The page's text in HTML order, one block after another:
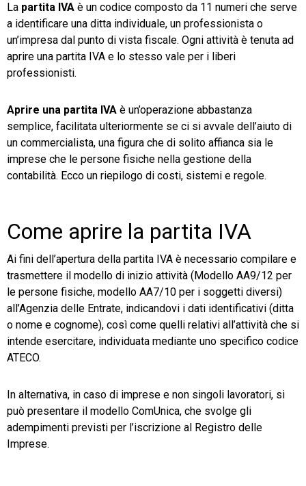
CRM
Ecommerce
Financial Solutions
Trust Services
TeamSystem Corporate
La partita IVA è un codice composto da 11 numeri che serve
a identificare una ditta individuale, un professionista o
un’impresa dal punto di vista fiscale. Ogni attività è tenuta ad
aprire una partita IVA e lo stesso vale per i liberi
professionisti.
Aprire una partita IVA è un’operazione abbastanza
semplice, facilitata ulteriormente se ci si avvale dell’aiuto di
un commercialista, una figura che di solito affianca sia le
imprese che le persone fisiche nella gestione della
contabilità. Ecco un riepilogo di costi, sistemi e regole.
Come aprire la partita IVA
Ai fini dell’apertura della partita IVA è necessario compilare e
trasmettere il modello di inizio attività (Modello AA9/12 per
le persone fisiche, modello AA7/10 per i soggetti diversi)
all’Agenzia delle Entrate, indicandovi i dati identificativi (ditta
o nome e cognome), così come quelli relativi all’attività che si
intende esercitare, individuata mediante uno specifico codice
ATECO.
In alternativa, in caso di imprese e non singoli lavoratori, si
può presentare il modello ComUnica, che svolge gli
adempimenti previsti per l’iscrizione al Registro delle
Imprese.